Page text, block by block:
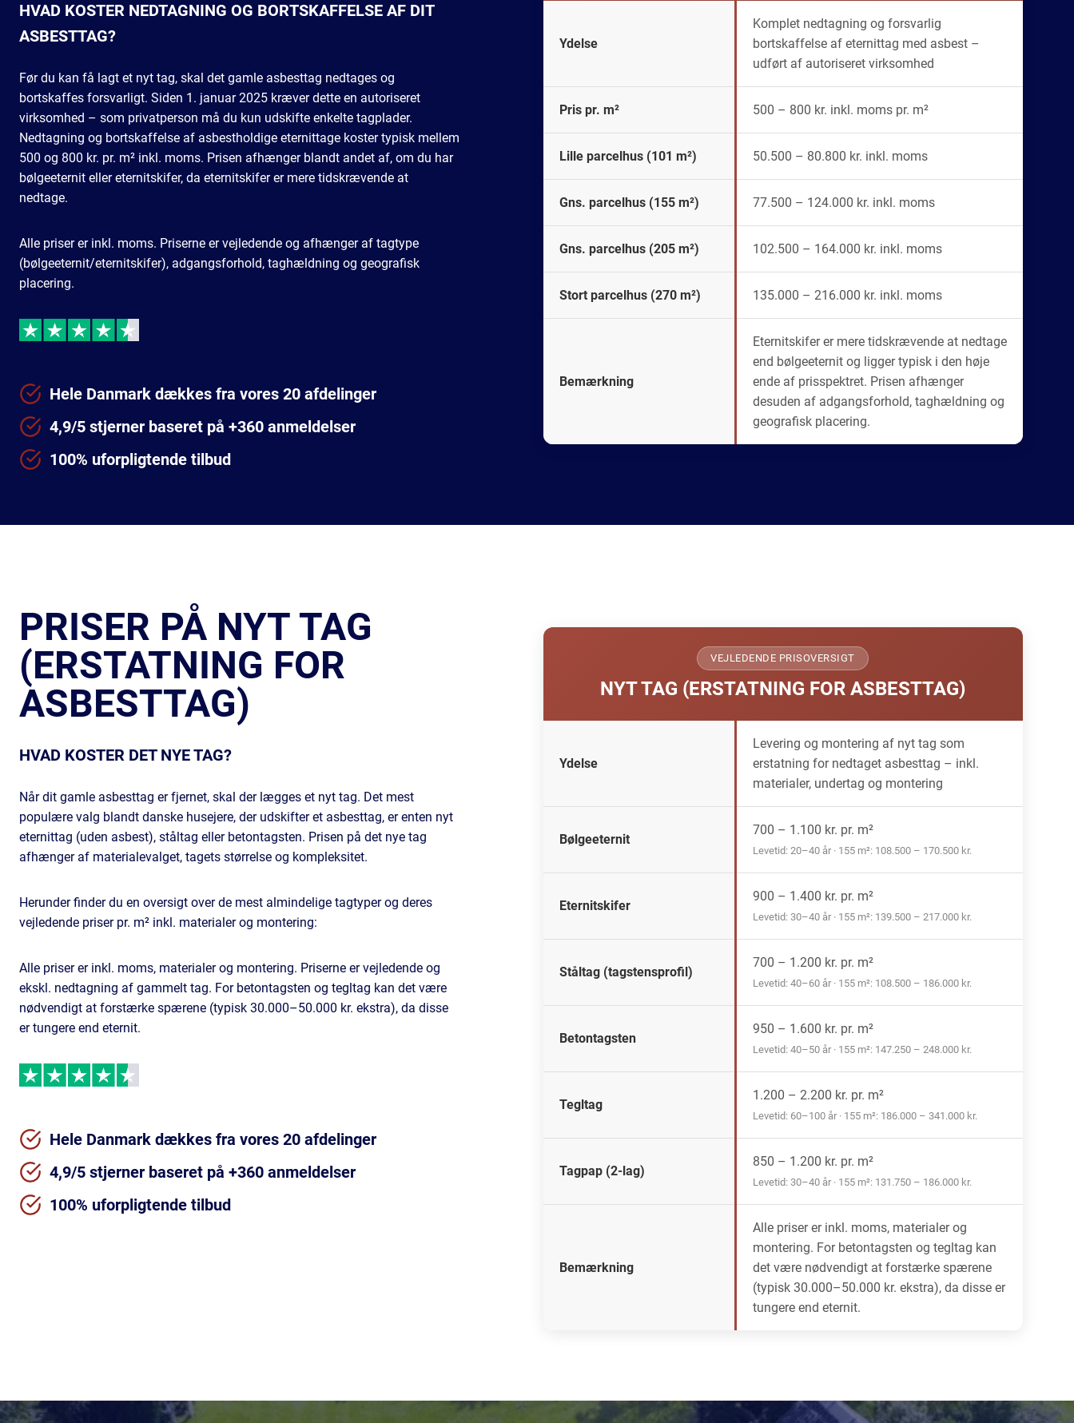
HVAD KOSTER NEDTAGNING OG BORTSKAFFELSE AF DIT
ASBESTTAG?
Før du kan få lagt et nyt tag, skal det gamle asbesttag nedtages og
bortskaffes forsvarligt. Siden 1. januar 2025 kræver dette en autoriseret
virksomhed – som privatperson må du kun udskifte enkelte tagplader.
Nedtagning og bortskaffelse af asbestholdige eternittage koster typisk mellem
500 og 800 kr. pr. m² inkl. moms. Prisen afhænger blandt andet af, om du har
bølgeeternit eller eternitskifer, da eternitskifer er mere tidskrævende at
nedtage.
Alle priser er inkl. moms. Priserne er vejledende og afhænger af tagtype
(bølgeeternit/eternitskifer), adgangsforhold, taghældning og geografisk
placering.
Hele Danmark dækkes fra vores 20 afdelinger
4,9/5 stjerner baseret på +360 anmeldelser
100% uforpligtende tilbud
Ydelse
Komplet nedtagning og forsvarlig
bortskaffelse af eternittag med asbest –
udført af autoriseret virksomhed
Pris pr. m² 500 – 800 kr. inkl. moms pr. m²
Lille parcelhus (101 m²) 50.500 – 80.800 kr. inkl. moms
Gns. parcelhus (155 m²) 77.500 – 124.000 kr. inkl. moms
Gns. parcelhus (205 m²) 102.500 – 164.000 kr. inkl. moms
Stort parcelhus (270 m²) 135.000 – 216.000 kr. inkl. moms
Bemærkning
Eternitskifer er mere tidskrævende at nedtage
end bølgeeternit og ligger typisk i den høje
ende af prisspektret. Prisen afhænger
desuden af adgangsforhold, taghældning og
geografisk placering.
PRISER PÅ NYT TAG
(ERSTATNING FOR
ASBESTTAG)
HVAD KOSTER DET NYE TAG?
Når dit gamle asbesttag er fjernet, skal der lægges et nyt tag. Det mest
populære valg blandt danske husejere, der udskifter et asbesttag, er enten nyt
eternittag (uden asbest), ståltag eller betontagsten. Prisen på det nye tag
afhænger af materialevalget, tagets størrelse og kompleksitet.
Herunder finder du en oversigt over de mest almindelige tagtyper og deres
vejledende priser pr. m² inkl. materialer og montering:
Alle priser er inkl. moms, materialer og montering. Priserne er vejledende og
ekskl. nedtagning af gammelt tag. For betontagsten og tegltag kan det være
nødvendigt at forstærke spærene (typisk 30.000–50.000 kr. ekstra), da disse
er tungere end eternit.
Hele Danmark dækkes fra vores 20 afdelinger
4,9/5 stjerner baseret på +360 anmeldelser
100% uforpligtende tilbud
VEJLEDENDE PRISOVERSIGT
NYT TAG (ERSTATNING FOR ASBESTTAG)
Ydelse
Levering og montering af nyt tag som
erstatning for nedtaget asbesttag – inkl.
materialer, undertag og montering
Bølgeeternit
700 – 1.100 kr. pr. m²
Levetid: 20–40 år · 155 m²: 108.500 – 170.500 kr.
Eternitskifer
900 – 1.400 kr. pr. m²
Levetid: 30–40 år · 155 m²: 139.500 – 217.000 kr.
Ståltag (tagstensprofil)
700 – 1.200 kr. pr. m²
Levetid: 40–60 år · 155 m²: 108.500 – 186.000 kr.
Betontagsten
950 – 1.600 kr. pr. m²
Levetid: 40–50 år · 155 m²: 147.250 – 248.000 kr.
Tegltag
1.200 – 2.200 kr. pr. m²
Levetid: 60–100 år · 155 m²: 186.000 – 341.000 kr.
Tagpap (2-lag)
850 – 1.200 kr. pr. m²
Levetid: 30–40 år · 155 m²: 131.750 – 186.000 kr.
Bemærkning
Alle priser er inkl. moms, materialer og
montering. For betontagsten og tegltag kan
det være nødvendigt at forstærke spærene
(typisk 30.000–50.000 kr. ekstra), da disse er
tungere end eternit.